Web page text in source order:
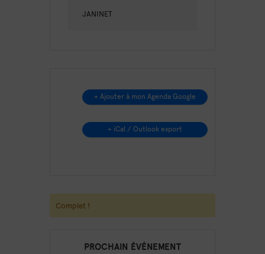
JANINET
+ Ajouter à mon Agenda Google
+ iCal / Outlook export
Complet !
PROCHAIN ÉVÉNEMENT